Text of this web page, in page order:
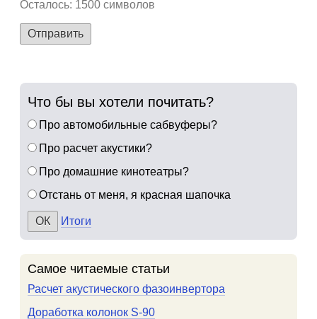
Осталось: 1500 символов
Отправить
Что бы вы хотели почитать?
Про автомобильные сабвуферы?
Про расчет акустики?
Про домашние кинотеатры?
Отстань от меня, я красная шапочка
Итоги
Самое читаемые статьи
Расчет акустического фазоинвертора
Доработка колонок S-90